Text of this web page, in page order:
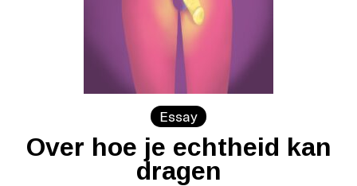
Essay
Over hoe je echtheid kan
dragen